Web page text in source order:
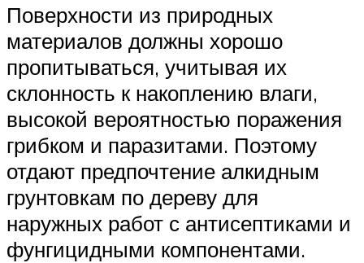
Поверхности из природных
материалов должны хорошо
пропитываться, учитывая их
склонность к накоплению влаги,
высокой вероятностью поражения
грибком и паразитами. Поэтому
отдают предпочтение алкидным
грунтовкам по дереву для
наружных работ с антисептиками и
фунгицидными компонентами.